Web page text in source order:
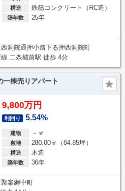
構造 鉄筋コンクリート（RC造）
築年数 25年
洞院通押小路下る押西洞院町
二条城前駅 徒歩 4分
一棟売りアパート
9,800万円
利回り 5.54%
建物 －㎡
敷地 280.00㎡（84.85坪）
構造 木造
築年数 36年
楽廻中町